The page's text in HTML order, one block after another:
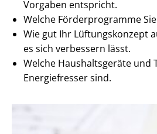
Vorgaben entspricht.
Welche Förderprogramme
Wie gut Ihr Lüftungskonzept
es sich verbessern lässt.
Welche Haushaltsgeräte und
Energiefresser sind.